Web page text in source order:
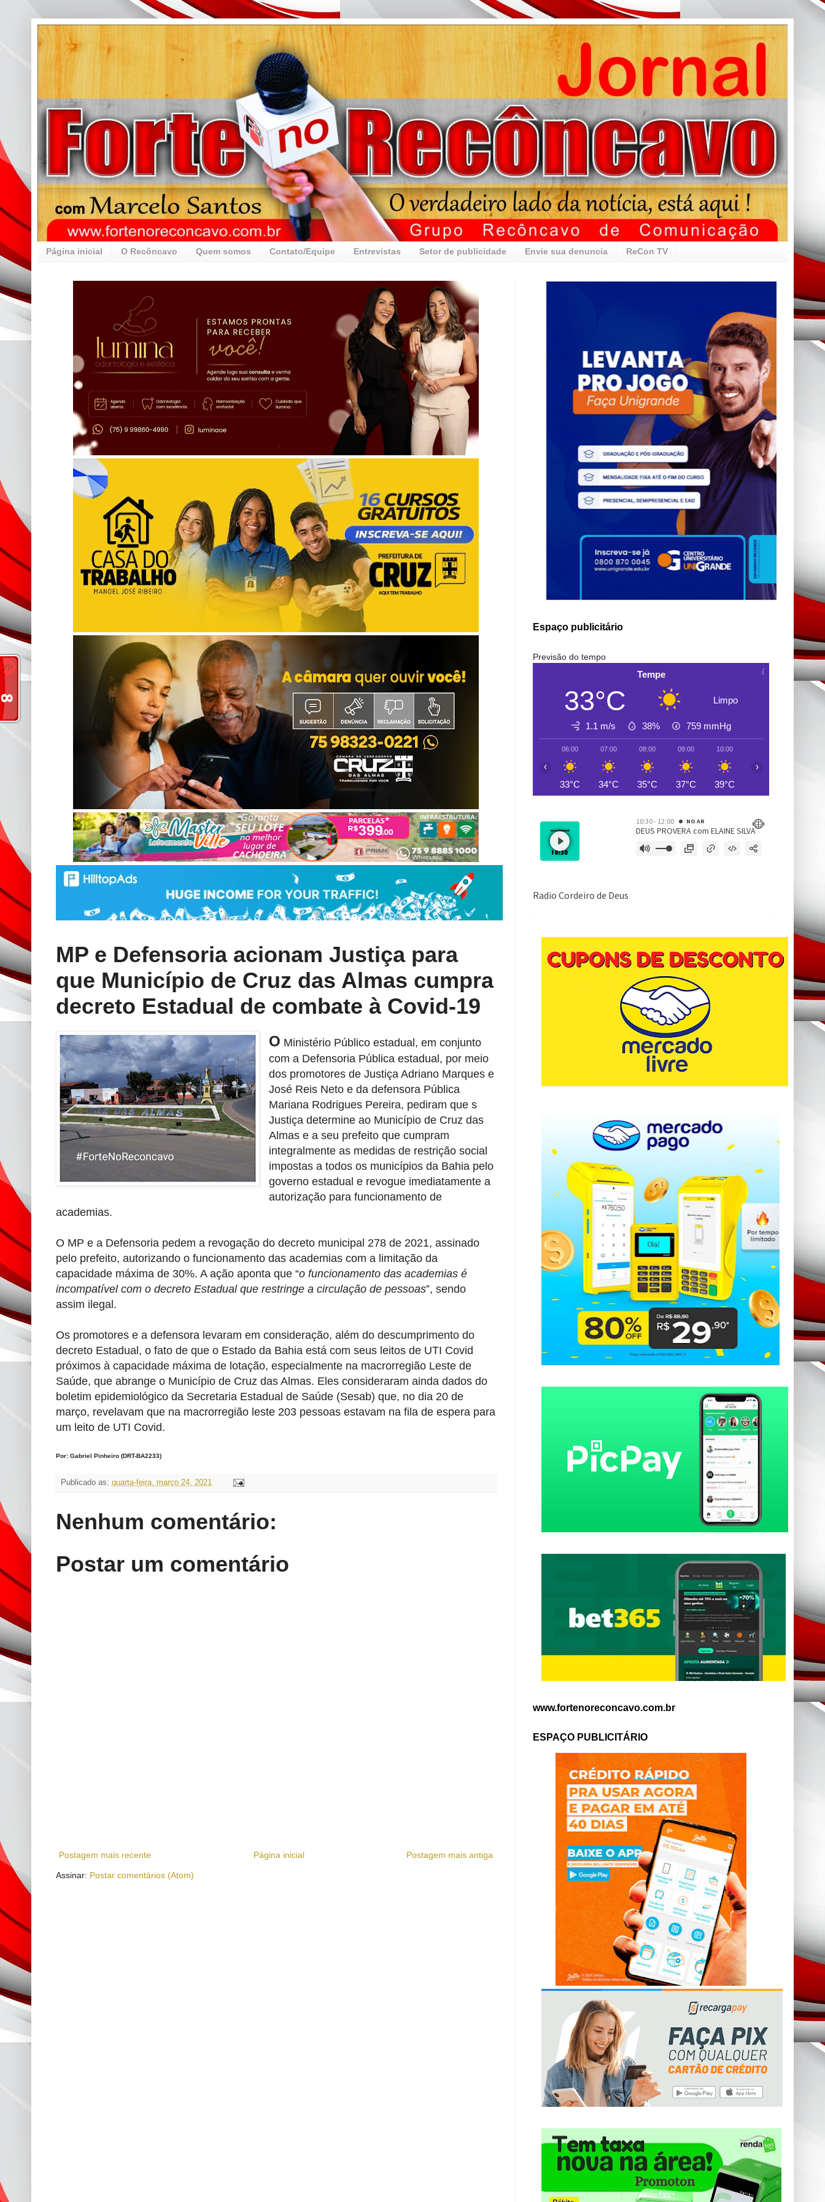
Página inicial O Recôncavo Quem somos Contato/Equipe Entrevistas Setor de publicidade Envie sua denuncia ReCon TV
MP e Defensoria acionam Justiça para
que Município de Cruz das Almas cumpra
decreto Estadual de combate à Covid-19
O Ministério Público estadual, em conjunto
com a Defensoria Pública estadual, por meio
dos promotores de Justiça Adriano Marques e
José Reis Neto e da defensora Pública
Mariana Rodrigues Pereira, pediram que s
Justiça determine ao Município de Cruz das
Almas e a seu prefeito que cumpram
integralmente as medidas de restrição social
impostas a todos os municípios da Bahia pelo
governo estadual e revogue imediatamente a
autorização para funcionamento de
academias.
O MP e a Defensoria pedem a revogação do decreto municipal 278 de 2021, assinado
pelo prefeito, autorizando o funcionamento das academias com a limitação da
capacidade máxima de 30%. A ação aponta que “o funcionamento das academias é
incompatível com o decreto Estadual que restringe a circulação de pessoas”, sendo
assim ilegal.
Os promotores e a defensora levaram em consideração, além do descumprimento do
decreto Estadual, o fato de que o Estado da Bahia está com seus leitos de UTI Covid
próximos à capacidade máxima de lotação, especialmente na macrorregião Leste de
Saúde, que abrange o Município de Cruz das Almas. Eles consideraram ainda dados do
boletim epidemiológico da Secretaria Estadual de Saúde (Sesab) que, no dia 20 de
março, revelavam que na macrorregião leste 203 pessoas estavam na fila de espera para
um leito de UTI Covid.
Por: Gabriel Pinheiro (DRT-BA2233)
Publicado as: quarta-feira, março 24, 2021
Nenhum comentário:
Postar um comentário
Postagem mais recente Postagem mais antiga
Página inicial
Assinar: Postar comentários (Atom)
Espaço publicitário
Previsão do tempo
Tempe
33°C Limpo
1.1 m/s 38% 759 mmHg
06:00
33°C
07:00
34°C
08:00
35°C
09:00
37°C
10:00
39°C
‹ ›
www.fortenoreconcavo.com.br
ESPAÇO PUBLICITÁRIO